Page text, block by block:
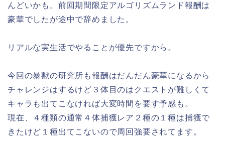
んどいかも。前回期間限定アルゴリズムランド報酬は
豪華でしたが途中で辞めました。
リアルな実生活でやることが優先ですから。
今回の暴獣の研究所も報酬はだんだん豪華になるから
チャレンジはするけど３体目のはクエストが難しくて
キャラも出てこなければ大変時間を要す予感も。
現在、４種類の通常４体捕獲レア２種の１種は捕獲で
きたけど１種出てこないので周回強要されてます。